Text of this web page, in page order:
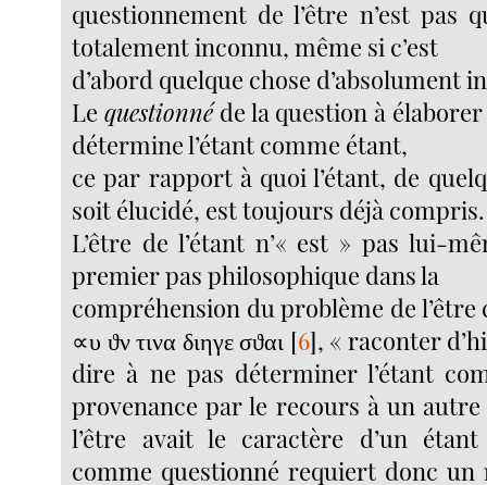
questionnement de l’être n’est pas
totalement inconnu, même si c’est
d’abord quelque chose d’absolument
Lequestionnéde la question à élaborer
détermine l’étant comme étant,
ce par rapport à quoi l’étant, de
soit élucidé, est toujours déjà compris.
L’être de l’étant n’« est » pas lui-
premier pas philosophique dans la
compréhension du problème de l’être
∝υ ϑν τινα διηγε σϑαι [6], « raconter
dire à ne pas déterminer l’étant
provenance par le recours à un
l’être avait le caractère d’un étant
comme questionné requiert donc